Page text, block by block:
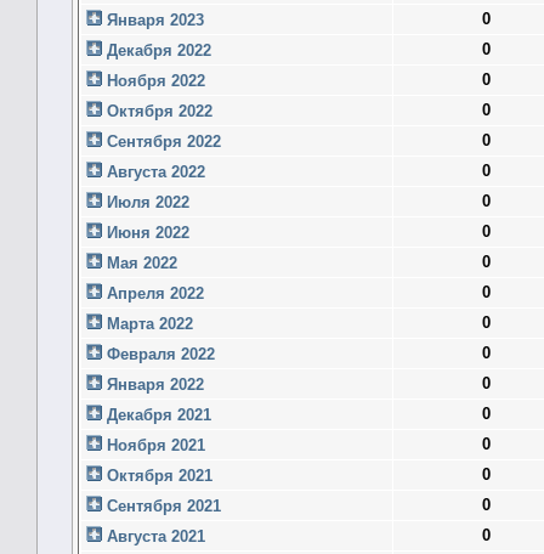
Января 2023
0
Декабря 2022
0
Ноября 2022
0
Октября 2022
0
Сентября 2022
0
Августа 2022
0
Июля 2022
0
Июня 2022
0
Мая 2022
0
Апреля 2022
0
Марта 2022
0
Февраля 2022
0
Января 2022
0
Декабря 2021
0
Ноября 2021
0
Октября 2021
0
Сентября 2021
0
Августа 2021
0